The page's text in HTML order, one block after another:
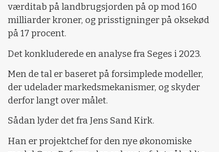
værditab på landbrugsjorden på op mod 160
milliarder kroner, og prisstigninger på oksekød
på 17 procent.
Det konkluderede en analyse fra Seges i 2023.
Men de tal er baseret på forsimplede modeller,
der udelader markedsmekanismer, og skyder
derfor langt over målet.
Sådan lyder det fra Jens Sand Kirk.
Han er projektchef for den nye økonomiske